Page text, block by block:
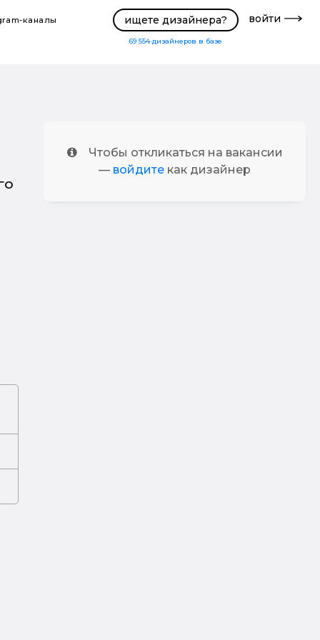
каналы ищете дизайнера?
69 554 дизайнеров в базе
войти
Чтобы откликаться на вакансии
— войдите как дизайнер